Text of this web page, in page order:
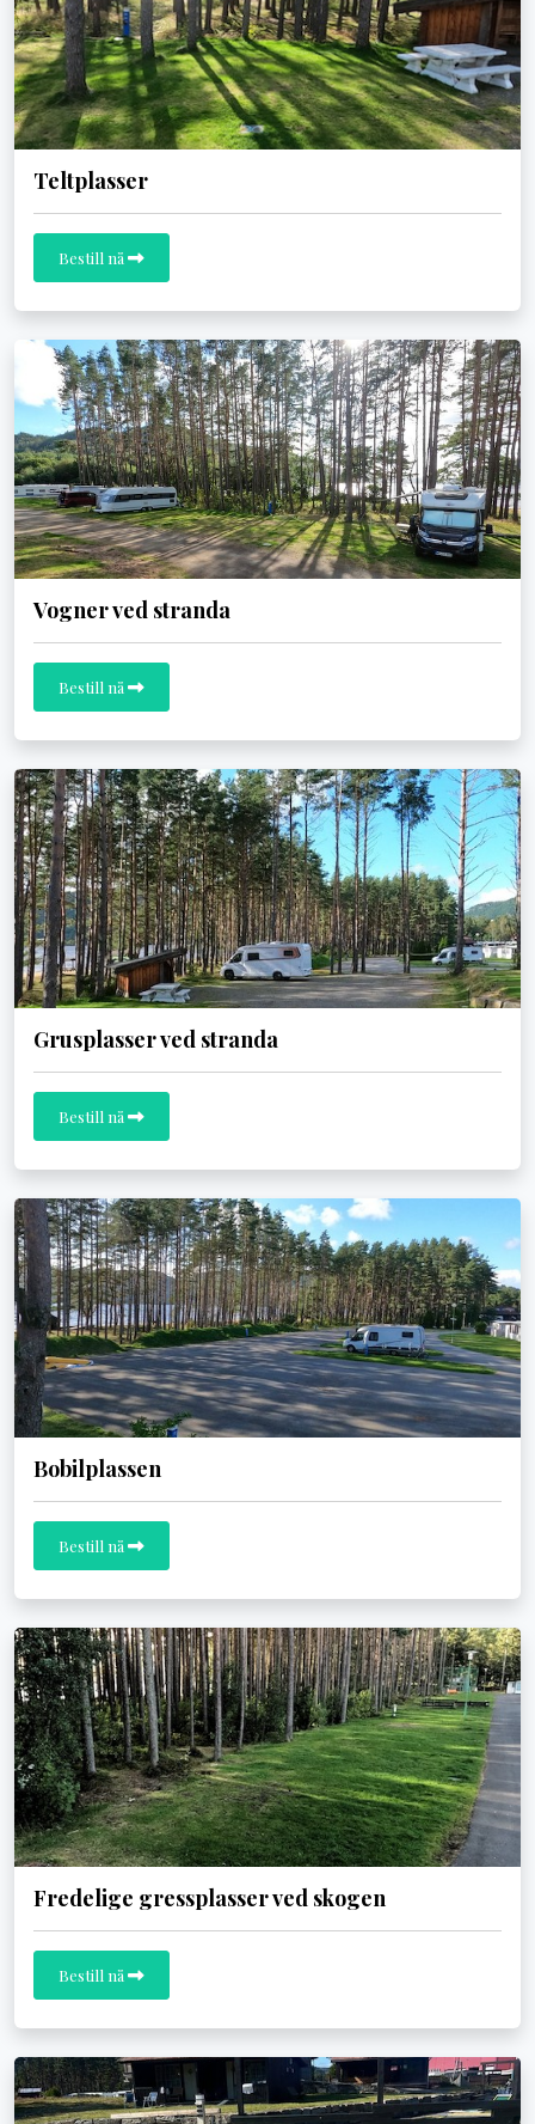
Teltplasser
Bestill nå
Vogner ved stranda
Bestill nå
Grusplasser ved stranda
Bestill nå
Bobilplassen
Bestill nå
Fredelige gressplasser ved skogen
Bestill nå